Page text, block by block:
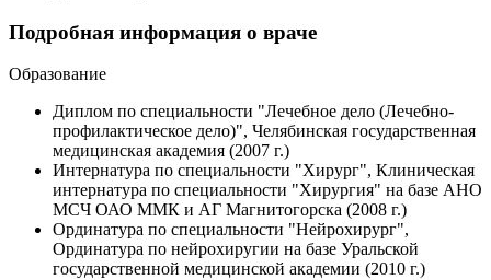
Подробная информация о враче
Образование
Диплом по специальности "Лечебное дело (Лечебно-
профилактическое дело)", Челябинская государственная
медицинская академия (2007 г.)
Интернатура по специальности "Хирург", Клиническая
интернатура по специальности "Хирургия" на базе АНО
МСЧ ОАО ММК и АГ Магнитогорска (2008 г.)
Ординатура по специальности "Нейрохирург",
Ординатура по нейрохиругии на базе Уральской
государственной медицинской академии (2010 г.)